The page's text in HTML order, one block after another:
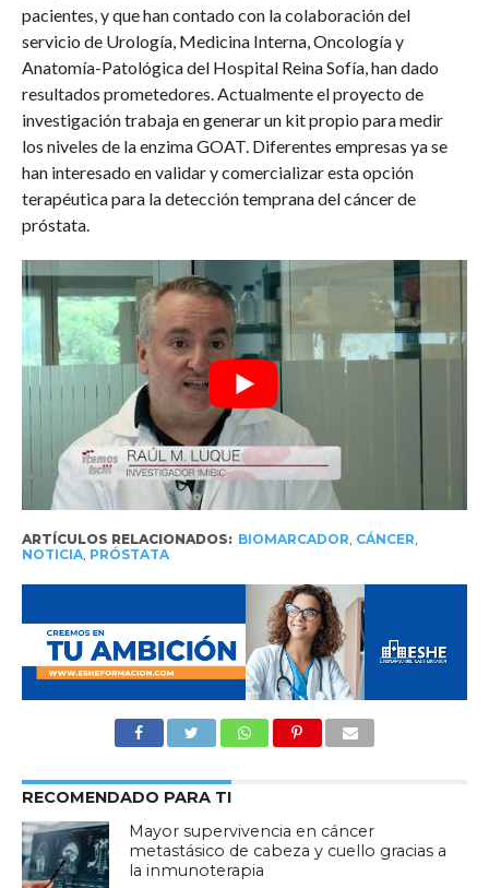
pacientes, y que han contado con la colaboración del
servicio de Urología, Medicina Interna, Oncología y
Anatomía-Patológica del Hospital Reina Sofía, han dado
resultados prometedores. Actualmente el proyecto de
investigación trabaja en generar un kit propio para medir
los niveles de la enzima GOAT. Diferentes empresas ya se
han interesado en validar y comercializar esta opción
terapéutica para la detección temprana del cáncer de
próstata.
ARTÍCULOS RELACIONADOS: BIOMARCADOR, CÁNCER,
NOTICIA, PRÓSTATA
RECOMENDADO PARA TI
Mayor supervivencia en cáncer
metastásico de cabeza y cuello gracias a
la inmunoterapia